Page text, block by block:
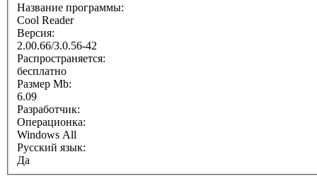
Название программы:
Cool Reader
Версия:
2.00.66/3.0.56-42
Распространяется:
бесплатно
Размер Mb:
6.09
Разработчик:
Операционка:
Windows All
Русский язык:
Да